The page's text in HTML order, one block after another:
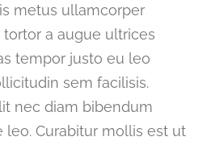
metus ullamcorper
tortor a augue ultrices
tempor justo eu leo
sem facilisis.
nec diam bibendum
leo. Curabitur mollis est ut